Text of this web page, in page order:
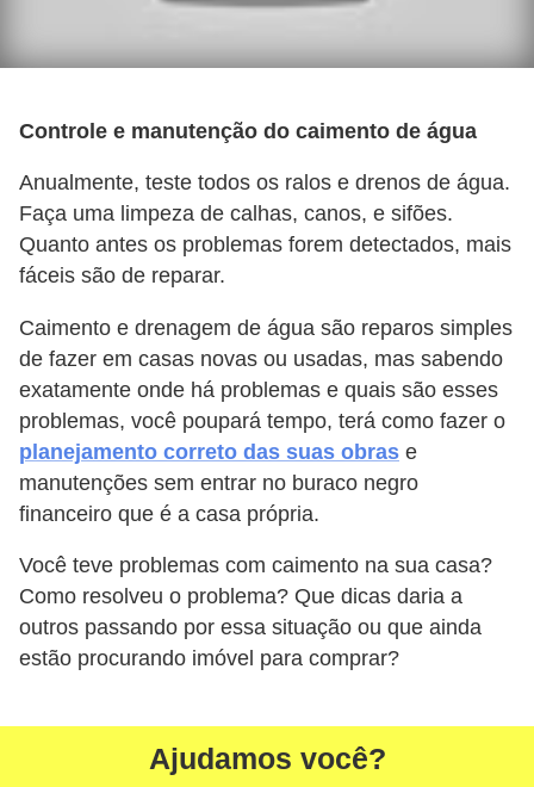
Controle e manutenção do caimento de água
Anualmente, teste todos os ralos e drenos de água.
Faça uma limpeza de calhas, canos, e sifões.
Quanto antes os problemas forem detectados, mais
fáceis são de reparar.
Caimento e drenagem de água são reparos simples
de fazer em casas novas ou usadas, mas sabendo
exatamente onde há problemas e quais são esses
problemas, você poupará tempo, terá como fazer o
planejamento correto das suas obras e
manutenções sem entrar no buraco negro
financeiro que é a casa própria.
Você teve problemas com caimento na sua casa?
Como resolveu o problema? Que dicas daria a
outros passando por essa situação ou que ainda
estão procurando imóvel para comprar?
Ajudamos você?